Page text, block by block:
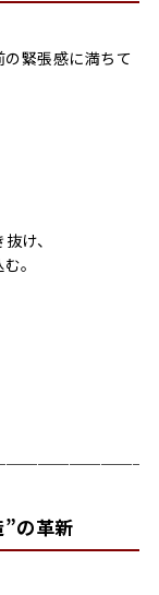
緊張感に満ちて
け、
。
の革新